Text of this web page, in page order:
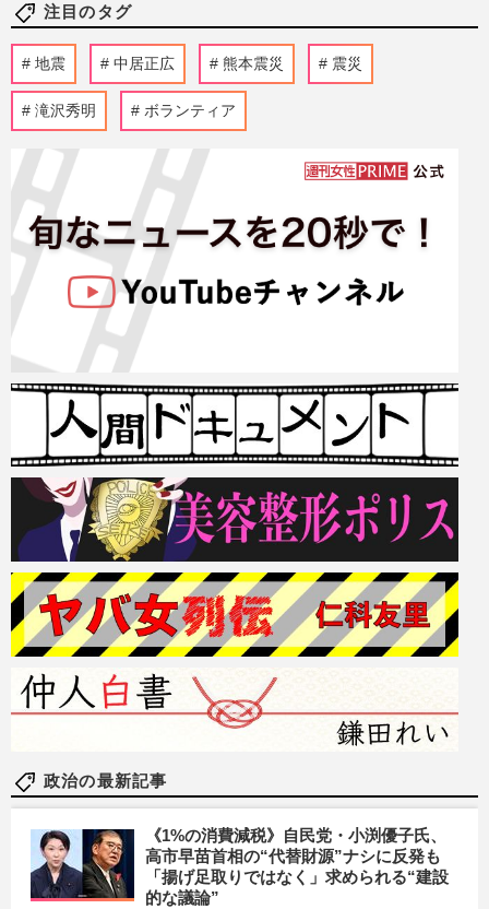
注目のタグ
地震 中居正広 熊本震災 震災
滝沢秀明 ボランティア
政治の最新記事
《1%の消費減税》自民党・小渕優子氏、
高市早苗首相の“代替財源”ナシに反発も
「揚げ足取りではなく」求められる“建設
的な議論”